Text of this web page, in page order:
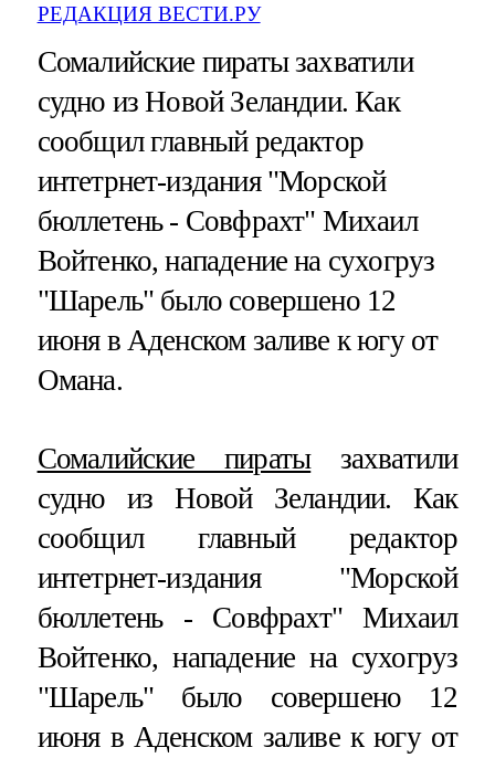
РЕДАКЦИЯ ВЕСТИ.РУ
Сомалийские пираты захватили
судно из Новой Зеландии. Как
сообщил главный редактор
интетрнет-издания "Морской
бюллетень - Совфрахт" Михаил
Войтенко, нападение на сухогруз
"Шарель" было совершено 12
июня в Аденском заливе к югу от
Омана.
Сомалийские пиратызахватили
судно из Новой Зеландии. Как
сообщил главный редактор
интетрнет-издания "Морской
бюллетень - Совфрахт" Михаил
Войтенко, нападение на сухогруз
"Шарель" было совершено 12
июня в Аденском заливе к югу от